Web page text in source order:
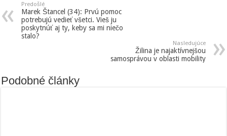
Predošlé
Marek Štancel (34): Prvú pomoc
potrebujú vedieť všetci. Vieš ju
poskytnúť aj ty, keby sa mi niečo
stalo?
Nasledujúce
Žilina je najaktívnejšou
samosprávou v oblasti mobility
Podobné články